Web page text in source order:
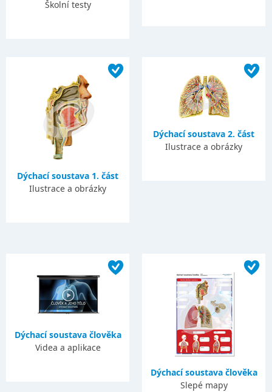
Školní testy
Dýchací soustava 1. část
Ilustrace a obrázky
Dýchací soustava 2. část
Ilustrace a obrázky
Dýchací soustava člověka
Videa a aplikace
Dýchací soustava člověka
Slepé mapy